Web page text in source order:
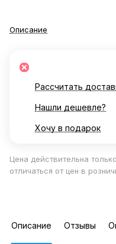
Описание
Рассчитать
Нашли дешевле?
Хочу в подарок
Цена действительна
отличаться от цен в
Описание Отзывы